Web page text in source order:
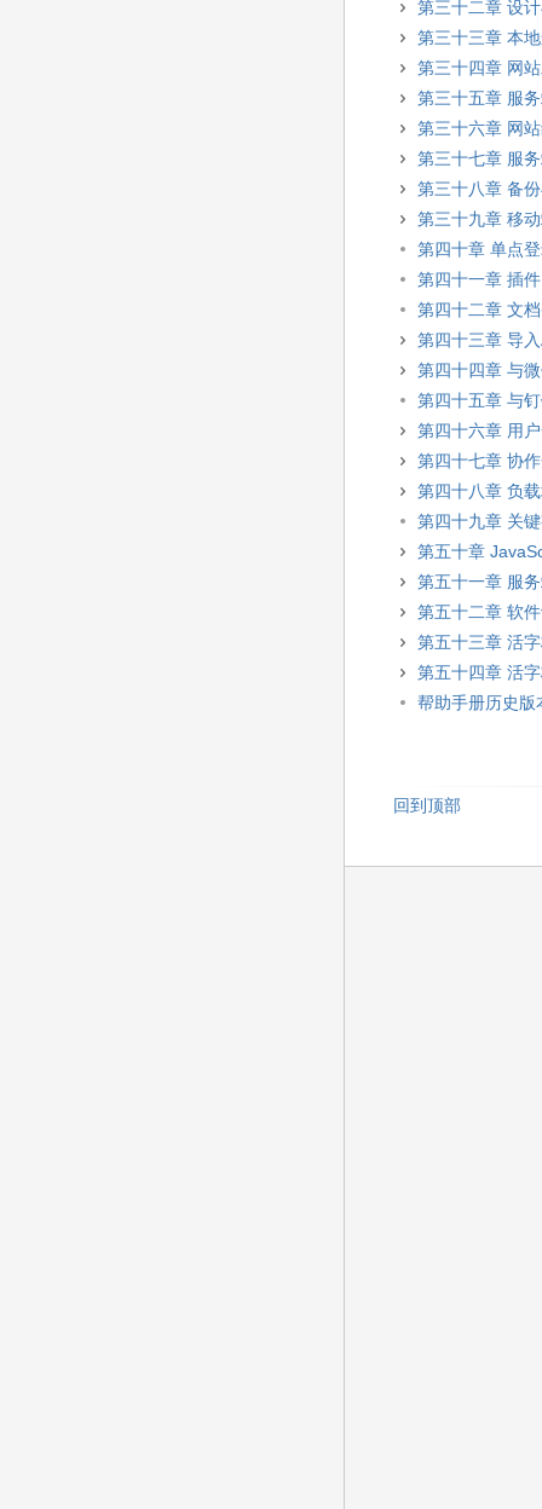
第三十二章 设
第三十三章 本
第三十四章 网
第三十五章 服
第三十六章 网
第三十七章 服
第三十八章 备
第三十九章 移
第四十章 单点
第四十一章 插件
第四十二章 文
第四十三章 导
第四十四章 与
第四十五章 与
第四十六章 用
第四十七章 协
第四十八章 负
第四十九章 关
第五十章
第五十一章 服
第五十二章 软
第五十三章 活
第五十四章 活
帮助手册历史版
回到顶部